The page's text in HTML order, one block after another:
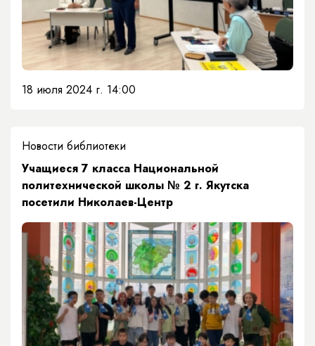
18 июля 2024 г. 14:00
Новости библиотеки
​Учащиеся 7 класса Национальной
политехнической школы № 2 г. Якутска
посетили Николаев-Центр